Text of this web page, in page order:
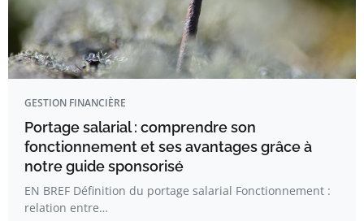
GESTION FINANCIÈRE
Portage salarial : comprendre son
fonctionnement et ses avantages grâce à
notre guide sponsorisé
EN BREF Définition du portage salarial Fonctionnement :
relation entre…